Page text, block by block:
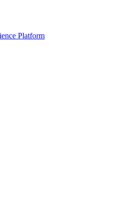
Daten in Echtzeit zu
Einblicke zu gewinnen.
System zum Verwalten von
die Datenintegrität zu
Platform